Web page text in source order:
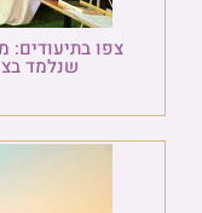
צפו
שנלמד